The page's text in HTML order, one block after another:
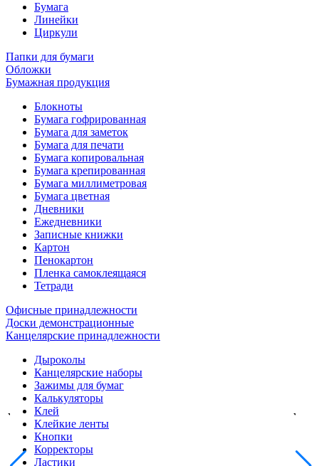
Бумага
Линейки
Циркули
Папки для бумаги
Обложки
Бумажная продукция
Блокноты
Бумага гофрированная
Бумага для заметок
Бумага для печати
Бумага копировальная
Бумага крепированная
Бумага миллиметровая
Бумага цветная
Дневники
Ежедневники
Записные книжки
Картон
Пенокартон
Пленка самоклеящаяся
Тетради
Офисные принадлежности
Доски демонстрационные
Канцелярские принадлежности
Дыроколы
Канцелярские наборы
Зажимы для бумаг
Калькуляторы
Клей
Клейкие ленты
Кнопки
Корректоры
Ластики